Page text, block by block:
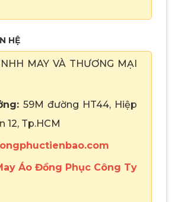
HỆ
MAY VÀ THƯƠNG MẠI
59M đường HT44, Hiệp
12, Tp.HCM
Áo Đồng Phục Công Ty